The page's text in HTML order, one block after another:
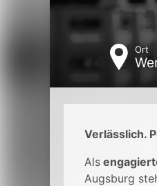
Ort
Verlässlich.
Als
Augsburg